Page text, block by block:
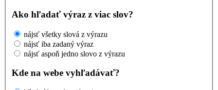
Ako hľadať výraz z viac slov?
nájsť všetky slová z výrazu
nájsť iba zadaný výraz
nájsť aspoň jedno slovo z výrazu
Kde na webe vyhľadávať?